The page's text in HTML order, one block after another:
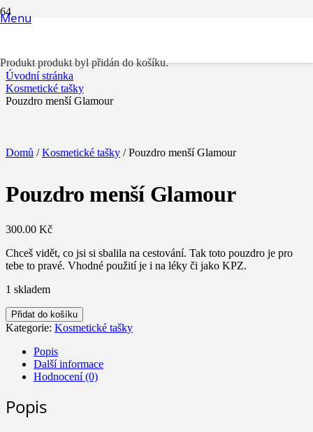
Menu
Produktprodukt byl přidán do košíku.
Úvodní stránka
Kosmetické tašky
Pouzdro menší Glamour
Domů /Kosmetické tašky / Pouzdro menší Glamour
Pouzdro menší Glamour
300.00 Kč
Chceš vidět, co jsi si sbalila na cestování. Tak toto pouzdro je pro
tebe to pravé. Vhodné použití je i na léky či jako KPZ.
1 skladem
Pouzdro
menší
Glamour
množství
Přidat do košíku
Kategorie: Kosmetické tašky
Popis
Další informace
Hodnocení (0)
Popis